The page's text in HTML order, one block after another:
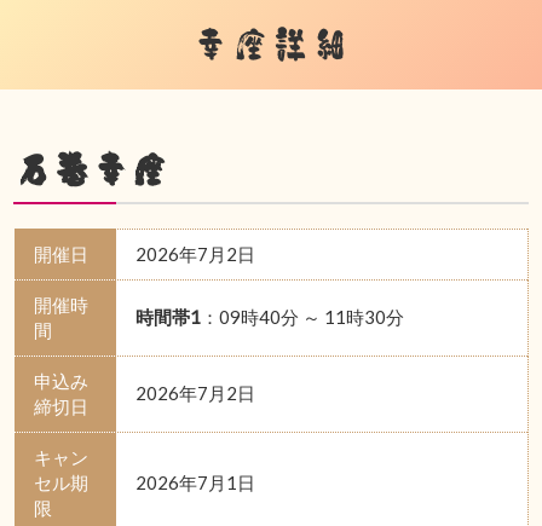
幸座詳細
石巻幸座
開催日 2026年7月2日
開催時
間
時間帯1：09時40分 ～ 11時30分
申込み
締切日
2026年7月2日
キャン
セル期
限
2026年7月1日